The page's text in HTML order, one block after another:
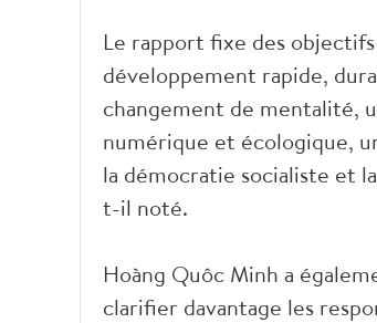
Le rapport fixe des
développement rapide,
changement de mentalité,
numérique et écologique,
la démocratie socialiste et
t-il noté.
Hoàng Quôc Minh a
clarifier davantage les